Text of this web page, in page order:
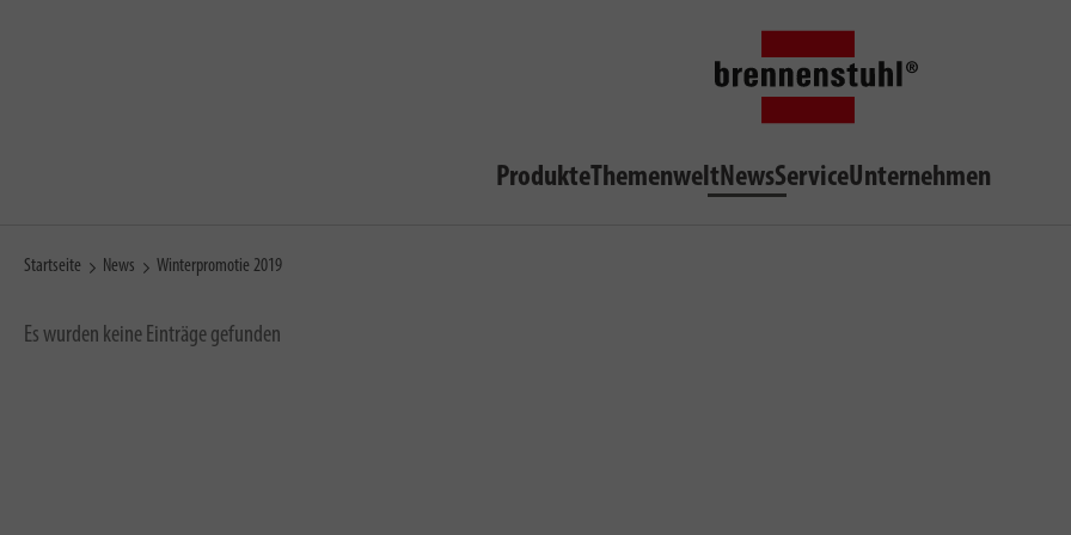
ProdukteThemenweltNewsServiceUnternehmen
Startseite News Winterpromotie 2019
Es wurden keine Einträge gefunden